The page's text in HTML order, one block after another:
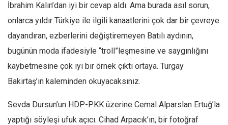
İbrahim Kalın’dan iyi bir cevap aldı. Ama burada asıl sorun,
onlarca yıldır Türkiye ile ilgili kanaatlerini çok dar bir çevreye
dayandıran, ezberlerini değiştiremeyen Batılı aydının,
bugünün moda ifadesiyle “troll”leşmesine ve saygınlığını
kaybetmesine çok iyi bir örnek çıktı ortaya. Turgay
Bakırtaş’ın kaleminden okuyacaksınız.
Sevda Dursun’un HDP-PKK üzerine Cemal Alparslan Ertuğ’la
yaptığı söyleşi ufuk açıcı. Cihad Arpacık’ın, bir fotoğraf